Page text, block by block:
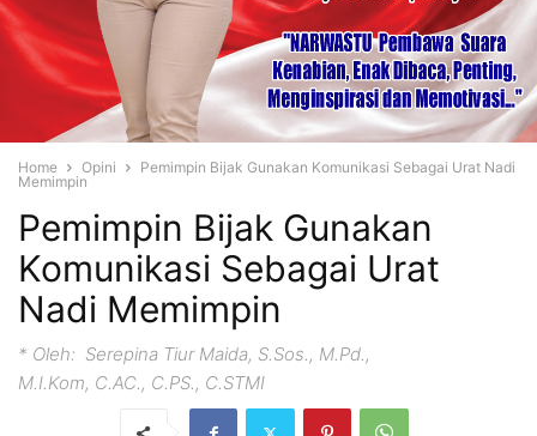
Home Opini
Pemimpin Bijak Gunakan Komunikasi Sebagai Urat Nadi
Memimpin
Pemimpin Bijak Gunakan
Komunikasi Sebagai Urat
Nadi Memimpin
* Oleh: Serepina Tiur Maida, S.Sos., M.Pd.,
M.I.Kom, C.AC., C.PS., C.STMI